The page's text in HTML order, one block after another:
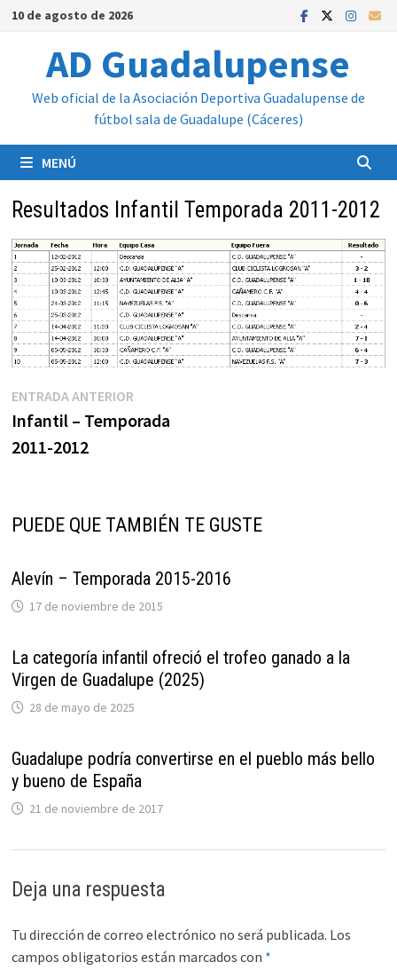
Saltar
contenido
10 de agosto de 2026
AD Guadalupense
Web oficial de la Asociación Deportiva Guadalupense de
fútbol sala de Guadalupe (Cáceres)
MENÚ
Resultados Infantil Temporada 2011-2012
Navegación
de
ENTRADA ANTERIOREntrada
anterior:
Infantil – Temporada
2011-2012
PUEDE QUE TAMBIÉN TE GUSTE
Alevín – Temporada 2015-2016
17 de noviembre de 2015
La categoría infantil ofreció el trofeo ganado a la
Virgen de Guadalupe (2025)
28 de mayo de 2025
Guadalupe podría convertirse en el pueblo más bello
y bueno de España
21 de noviembre de 2017
Deja una respuesta
Tu dirección de correo electrónico no será publicada. Los
campos obligatorios están marcados con *